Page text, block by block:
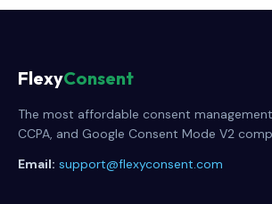
FlexyConsent
The most affordable consent
CCPA, and Google Consent Mode V2
Email: support@flexyconsent.com